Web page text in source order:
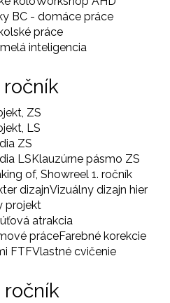
BC - domáce práce
práce
inteligencia
ročník
ZS
LS
ZS
LSKlauzúrne pásmo ZS
of, Showreel 1. ročník
dizajnVizuálny dizajn hier
projekt
atrakcia
práceFarebné korekcie
FTFVlastné cvičenie
ročník